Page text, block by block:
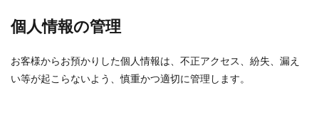
個人情報の管理
お客様からお預かりした個人情報は、不正アクセス、紛失、漏え
い等が起こらないよう、慎重かつ適切に管理します。